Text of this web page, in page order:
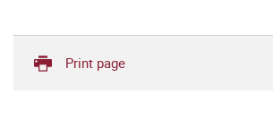
Print page